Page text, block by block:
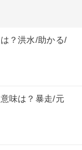
？洪水/助かる/
味は？暴走/元